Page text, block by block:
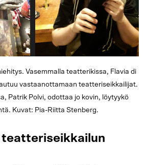
Vasemmalla teatterikissa, Flavia di
vastaanottamaan teatteriseikkailijat.
Patrik Polvi, odottaa jo kovin, löytyykö
Kuvat: Pia-Riitta Stenberg.
teatteriseikkailun